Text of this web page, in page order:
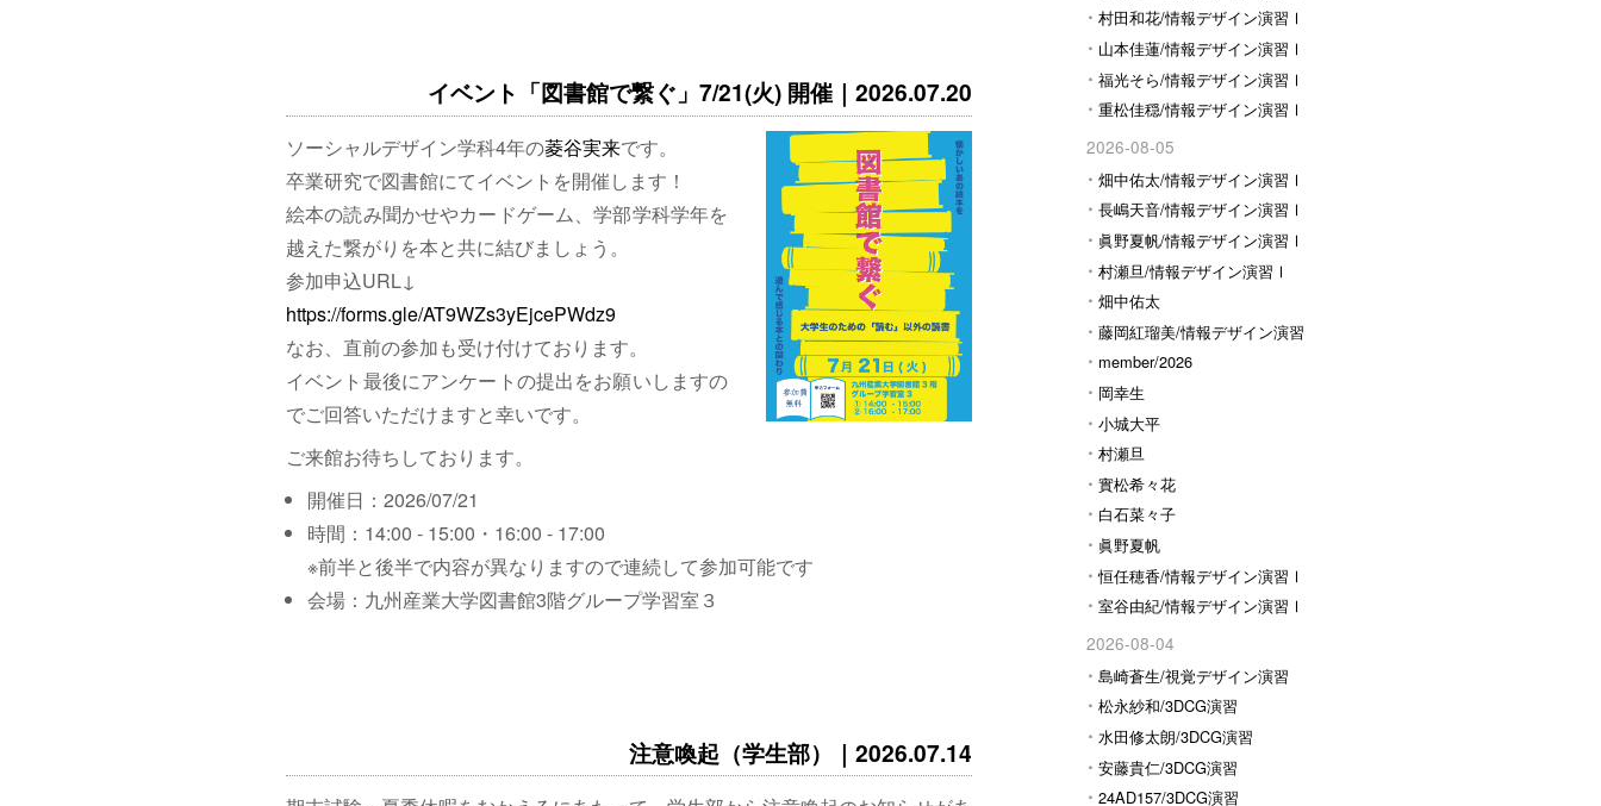
村田和花/情報デザイン演習Ⅰ
山本佳蓮/情報デザイン演習Ⅰ
福光そら/情報デザイン演習Ⅰ
重松佳穏/情報デザイン演習Ⅰ
2026-08-05
畑中佑太/情報デザイン演習Ⅰ
長嶋天音/情報デザイン演習Ⅰ
眞野夏帆/情報デザイン演習Ⅰ
村瀬旦/情報デザイン演習Ⅰ
畑中佑太
藤岡紅瑠美/情報デザイン演習
Ⅰ member/2026
岡幸生
小城大平
村瀬旦
實松希々花
白石菜々子
眞野夏帆
恒任穂香/情報デザイン演習Ⅰ
室谷由紀/情報デザイン演習Ⅰ
2026-08-04
島崎蒼生/視覚デザイン演習
松永紗和/3DCG演習
水田修太朗/3DCG演習
安藤貴仁/3DCG演習
24AD157/3DCG演習
イベント「図書館で繋ぐ」7/21(火) 開催｜2026.07.20
ソーシャルデザイン学科4年の菱谷実来です。
卒業研究で図書館にてイベントを開催します！
絵本の読み聞かせやカードゲーム、学部学科学年を
越えた繋がりを本と共に結びましょう。
参加申込URL↓
https://forms.gle/AT9WZs3yEjcePWdz9
なお、直前の参加も受け付けております。
イベント最後にアンケートの提出をお願いしますの
でご回答いただけますと幸いです。
ご来館お待ちしております。
開催日：2026/07/21
時間：14:00 - 15:00・16:00 - 17:00
※前半と後半で内容が異なりますので連続して参加可能です
会場：九州産業大学図書館3階グループ学習室３
注意喚起（学生部）｜2026.07.14